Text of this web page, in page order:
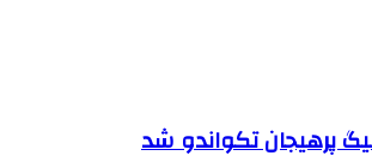
لیگ پرهیجان تکواندو شد